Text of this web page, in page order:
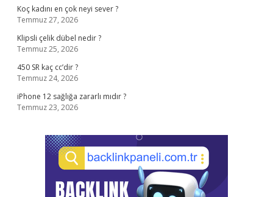
Koç kadını en çok neyi sever ?
Temmuz 27, 2026
Klipsli çelik dübel nedir ?
Temmuz 25, 2026
450 SR kaç cc’dir ?
Temmuz 24, 2026
iPhone 12 sağlığa zararlı mıdır ?
Temmuz 23, 2026